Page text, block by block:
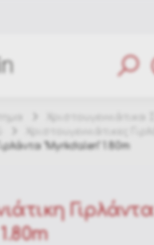
"Myrkdalen" 1.80m
Γιρλάντα